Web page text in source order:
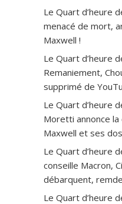
Le Quart d’heure
menacé de mort,
Maxwell !
Le Quart d’heure
Remaniement,
supprimé de
Le Quart d’heure
Moretti annonce la
Maxwell et ses
Le Quart d’heure
conseille Macron,
débarquent,
Le Quart d’heure